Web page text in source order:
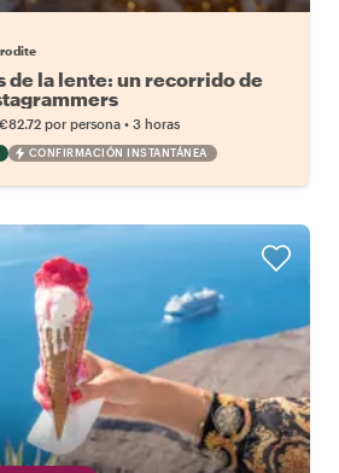
de la lente: un recorrido de
€82.72 por persona • 3 horas
CONFIRMACIÓN INSTANTÁNEA